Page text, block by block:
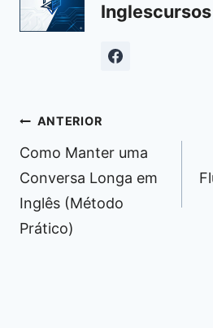
Navegação
de
Post
ANTERIOR
Como Manter uma
Conversa Longa em
Inglês (Método
Prático)